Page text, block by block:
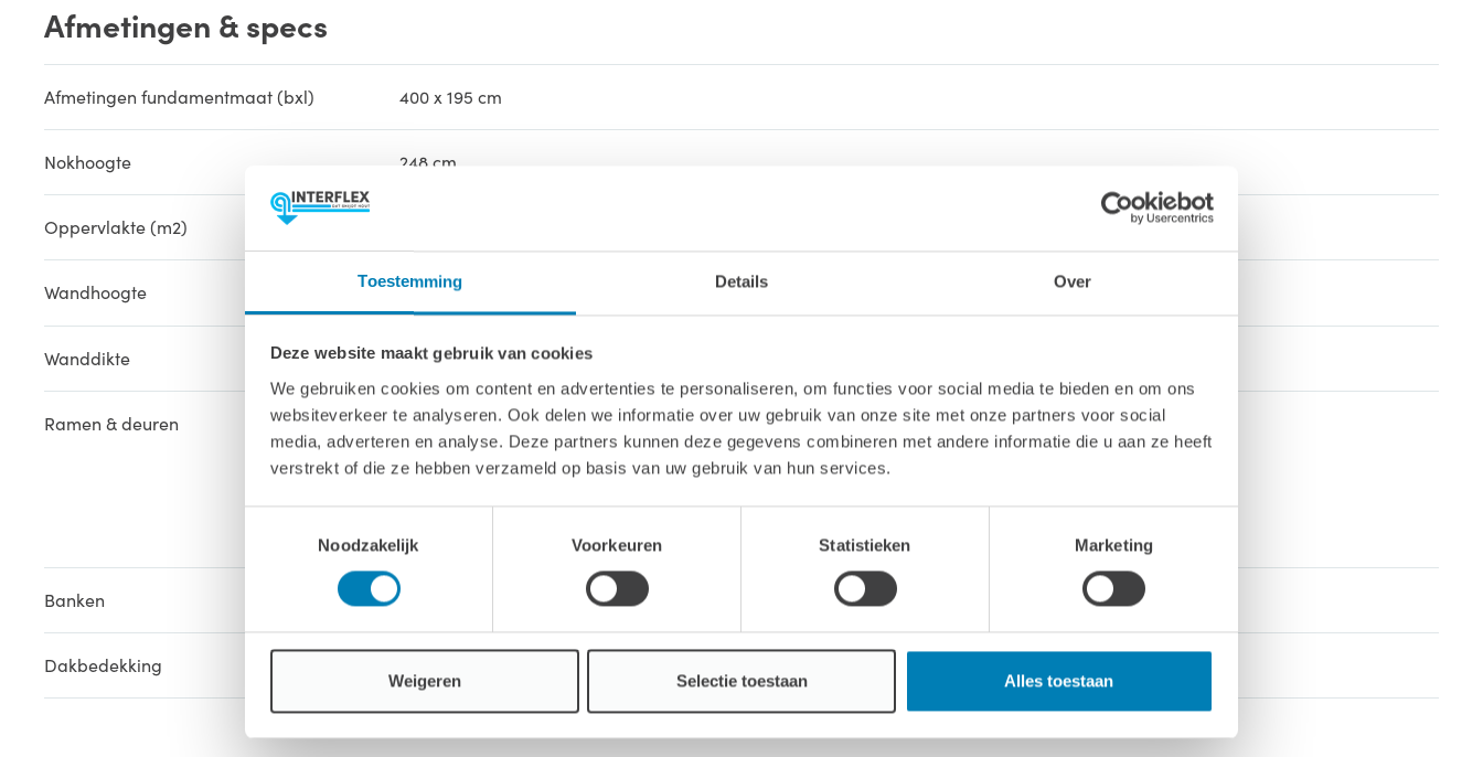
Toestemming Details Over
Deze website maakt gebruik van cookies
We gebruiken cookies om content en advertenties te personaliseren, om functies voor social media te bieden en om ons
websiteverkeer te analyseren. Ook delen we informatie over uw gebruik van onze site met onze partners voor social
media, adverteren en analyse. Deze partners kunnen deze gegevens combineren met andere informatie die u aan ze heeft
verstrekt of die ze hebben verzameld op basis van uw gebruik van hun services.
Noodzakelijk
Voorkeuren Statistieken Marketing
Weigeren Selectie toestaan Alles toestaan
Afmetingen & specs
Afmetingen fundamentmaat (bxl) 400 x 195 cm
Nokhoogte 248 cm
Oppervlakte (m2)
Wandhoogte 240 cm
Wanddikte 42 mm
Ramen & deuren 1x Volhouten deur met 3 ronde ramen: 70 x 180 cm
1x Glazen saunadeur: 70 x 180 cm
1x Groot rond raam: 90 cm
Banken 3x Espen houten banken
Dakbedekking